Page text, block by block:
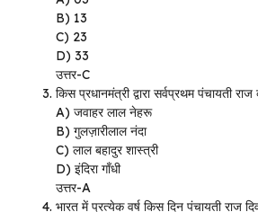
B) 13
C) 23
D) 33
उत्तर-C
किस प्रधानमंत्री द्वारा सर्वप्रथम पंचायती
A) जवाहर लाल नेहरू
B) गुलज़ारीलाल नंदा
C) लाल बहादुर शास्त्री
D) इंदिरा गाँधी
उत्तर-A
भारत में प्रत्येक वर्ष किस दिन पंचायती राज